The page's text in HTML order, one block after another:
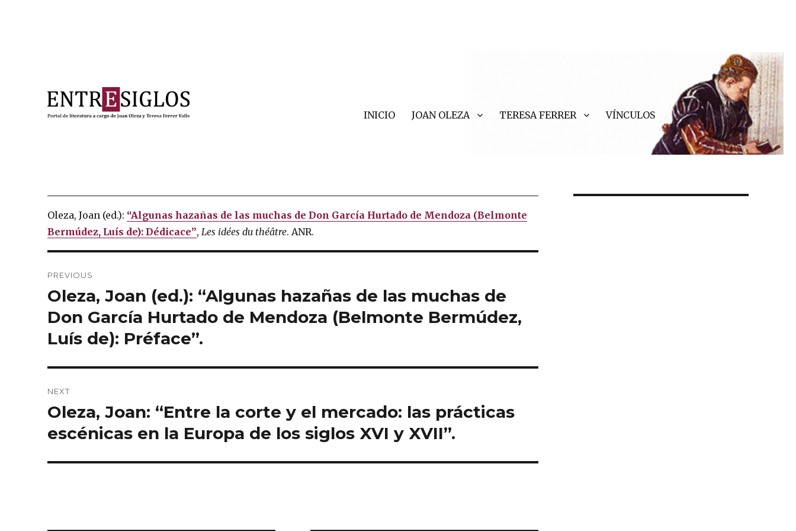
INICIO JOAN OLEZA TERESA FERRER VÍNCULOS
Oleza, Joan (ed.): “Algunas hazañas de las muchas de Don García Hurtado de Mendoza (Belmonte
Bermúdez, Luís de): Dédicace”, Les idées du théâtre. ANR.
navigation
PREVIOUS
Previous
post:
Oleza, Joan (ed.): “Algunas hazañas de las muchas de
Don García Hurtado de Mendoza (Belmonte Bermúdez,
Luís de): Préface”.
NEXT
Next
Oleza, Joan: “Entre la corte y el mercado: las prácticas
escénicas en la Europa de los siglos XVI y XVII”.